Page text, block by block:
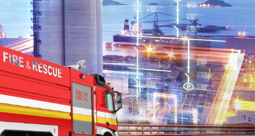
العربية 日本語
한국의 Türkçe
Melayu ไทย
Tiếng Việt Indonesia
中文 қазақ